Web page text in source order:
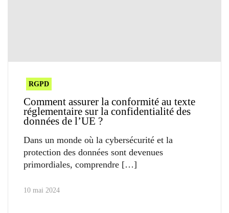
RGPD
Comment assurer la conformité au texte
réglementaire sur la confidentialité des
données de l’UE ?
Dans un monde où la cybersécurité et la
protection des données sont devenues
primordiales, comprendre
10 mai 2024